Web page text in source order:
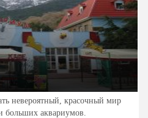
невероятный, красочный мир
больших аквариумов.